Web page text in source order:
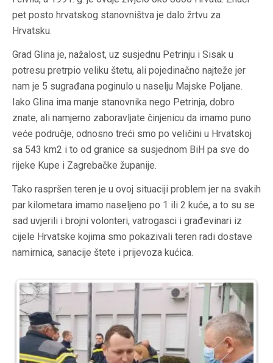
pet posto hrvatskog stanovništva je dalo žrtvu za
Hrvatsku.
Grad Glina je, nažalost, uz susjednu Petrinju i Sisak u
potresu pretrpio veliku štetu, ali pojedinačno najteže jer
nam je 5 sugrađana poginulo u naselju Majske Poljane.
Iako Glina ima manje stanovnika nego Petrinja, dobro
znate, ali namjerno zaboravljate činjenicu da imamo puno
veće područje, odnosno treći smo po veličini u Hrvatskoj
sa 543 km2 i to od granice sa susjednom BiH pa sve do
rijeke Kupe i Zagrebačke županije.
Tako raspršen teren je u ovoj situaciji problem jer na svakih
par kilometara imamo naseljeno po 1 ili 2 kuće, a to su se
sad uvjerili i brojni volonteri, vatrogasci i građevinari iz
cijele Hrvatske kojima smo pokazivali teren radi dostave
namirnica, sanacije štete i prijevoza kućica.